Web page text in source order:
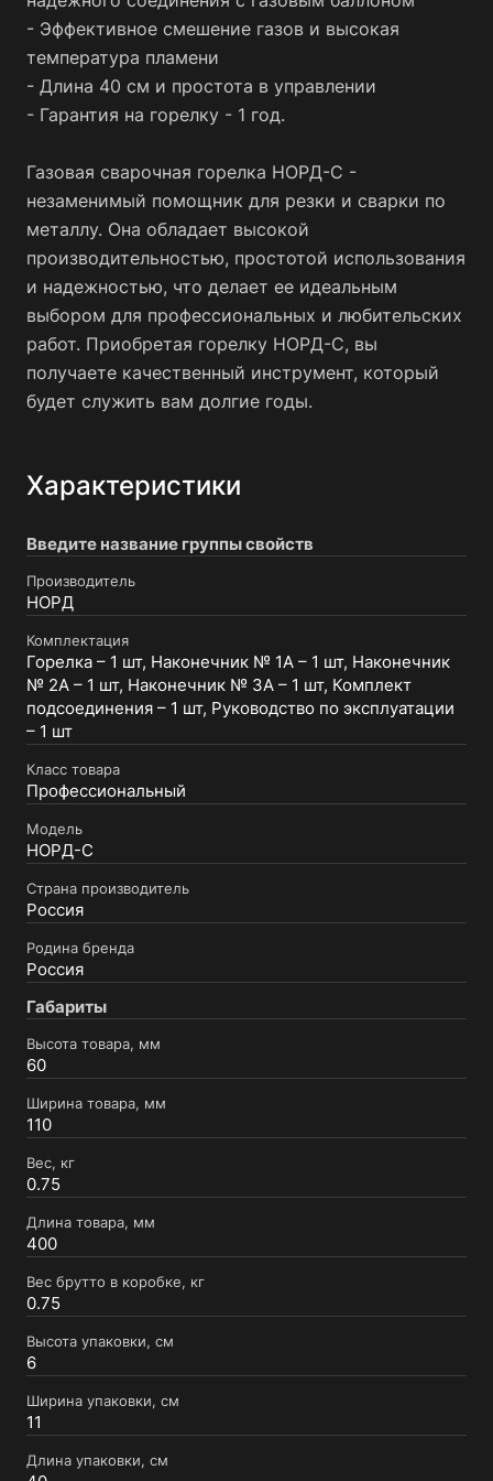
- Эффективное смешение газов и высокая
температура пламени
- Длина 40 см и простота в управлении
- Гарантия на горелку - 1 год.
Газовая сварочная горелка НОРД-С -
незаменимый помощник для резки и сварки по
металлу. Она обладает высокой
производительностью, простотой использования
и надежностью, что делает ее идеальным
выбором для профессиональных и любительских
работ. Приобретая горелку НОРД-С, вы
получаете качественный инструмент, который
будет служить вам долгие годы.
Характеристики
Введите название группы свойств
Производитель
НОРД
Комплектация
Горелка – 1 шт, Наконечник № 1А – 1 шт, Наконечник
№ 2А – 1 шт, Наконечник № 3А – 1 шт, Комплект
подсоединения – 1 шт, Руководство по эксплуатации
– 1 шт
Класс товара
Профессиональный
Модель
НОРД-С
Страна производитель
Россия
Родина бренда
Россия
Габариты
Высота товара, мм
60
Ширина товара, мм
110
Вес, кг
0.75
Длина товара, мм
400
Вес брутто в коробке, кг
0.75
Высота упаковки, см
6
Ширина упаковки, см
11
Длина упаковки, см